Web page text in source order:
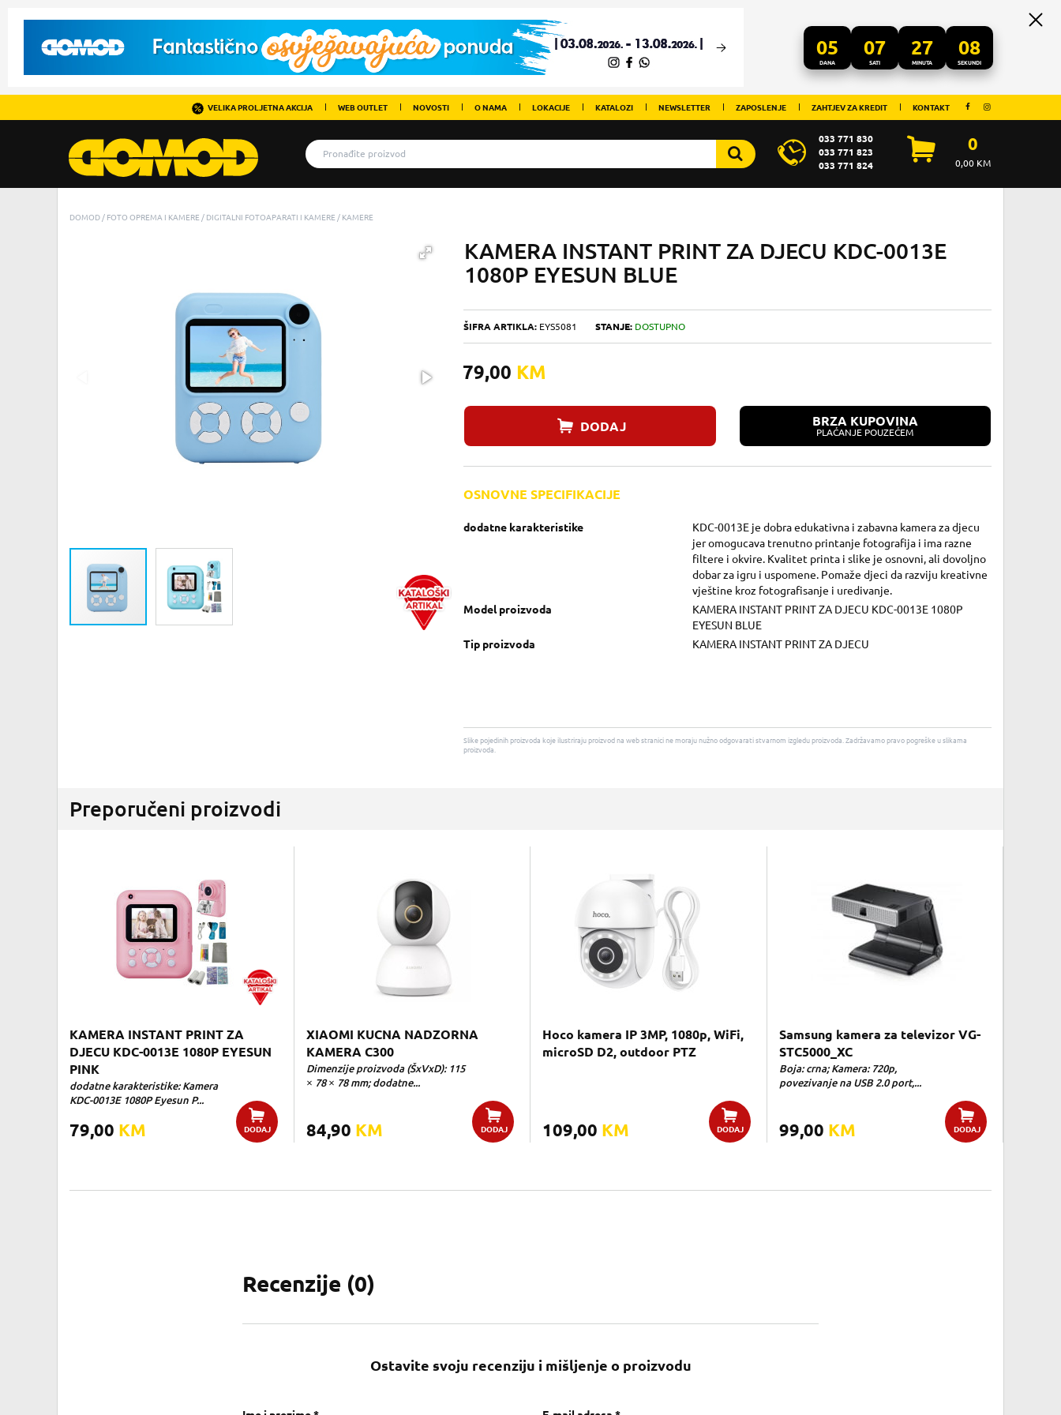
05
DANA
07
SATI
27
MINUTA
07
SEKUNDI
VELIKA PROLJETNA AKCIJA WEB OUTLET NOVOSTI O NAMA LOKACIJE KATALOZI NEWSLETTER ZAPOSLENJE ZAHTJEV ZA KREDIT KONTAKT
033 771 830
033 771 823
033 771 824
0
0,00KM
DOMOD FOTO OPREMA I KAMERE DIGITALNI FOTOAPARATI I KAMERE KAMERE
KAMERA INSTANT PRINT ZA DJECU KDC-0013E
1080P EYESUN BLUE
ŠIFRA ARTIKLA: EYS5081 STANJE: DOSTUPNO
79,00 KM
DODAJ BRZA KUPOVINA
PLAĆANJE POUZEĆEM
OSNOVNE SPECIFIKACIJE
dodatne karakteristike
KDC-0013E je dobra edukativna i zabavna kamera za djecu
jer omogucava trenutno printanje fotografija i ima razne
filtere i okvire. Kvalitet printa i slike je osnovni, ali dovoljno
dobar za igru i uspomene. Pomaže djeci da razviju kreativne
vještine kroz fotografisanje i uredivanje.
Model proizvoda
KAMERA INSTANT PRINT ZA DJECU KDC-0013E 1080P
EYESUN BLUE
Tip proizvoda
KAMERA INSTANT PRINT ZA DJECU
Slike pojedinih proizvoda koje ilustriraju proizvod na web stranici ne moraju nužno odgovarati stvarnom izgledu proizvoda. Zadržavamo pravo pogreške u slikama
proizvoda.
Preporučeni proizvodi
KAMERA INSTANT PRINT ZA
DJECU KDC-0013E 1080P EYESUN
PINK
dodatne karakteristike: Kamera
KDC-0013E 1080P Eyesun P...
79,00 KM DODAJ
XIAOMI KUCNA NADZORNA
KAMERA C300
Dimenzije proizvoda (ŠxVxD): 115
× 78 × 78 mm; dodatne...
84,90 KM DODAJ
Hoco kamera IP 3MP, 1080p, WiFi,
microSD D2, outdoor PTZ
109,00 KM DODAJ
Samsung kamera za televizor VG-
STC5000_XC
Boja: crna; Kamera: 720p,
povezivanje na USB 2.0 port,...
99,00 KM DODAJ
Recenzije (0)
Ostavite svoju recenziju i mišljenje o proizvodu